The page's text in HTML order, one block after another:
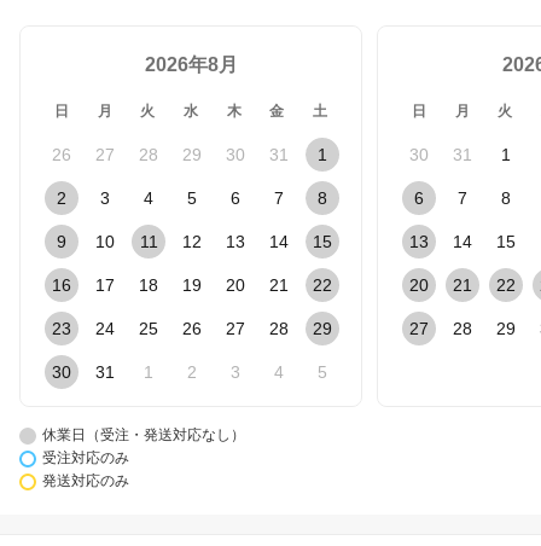
2026年8月
日 月 火 水 木 金 土
26 27 28 29 30 31 1
2 3 4 5 6 7 8
9 10 11 12 13 14 15
16 17 18 19 20 21 22
23 24 25 26 27 28 29
30 31 1 2 3 4 5
日 月 火
30 31 1
6 7 8
13 14 15
20 21 22
27 28 29
休業日（受注・発送対応なし）
受注対応のみ
発送対応のみ